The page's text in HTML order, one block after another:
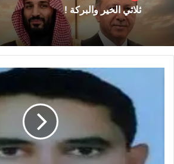
ثلاثي الخير والبركة !